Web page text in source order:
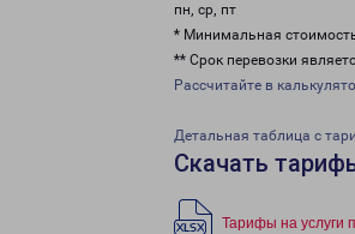
пн, ср, пт
* Минимальная
** Срок перевозки
Рассчитайте в
Детальная таблица с
Скачать
Тарифы на услуги